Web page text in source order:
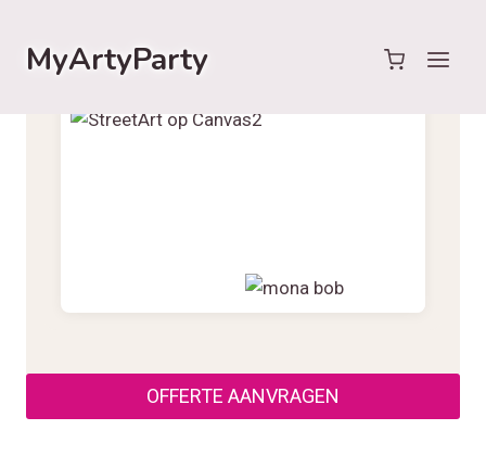
naar
inhoudMyArtyParty
OFFERTE AANVRAGEN